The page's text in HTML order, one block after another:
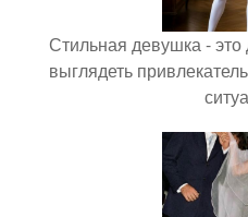
Стильная девушка -
выглядеть